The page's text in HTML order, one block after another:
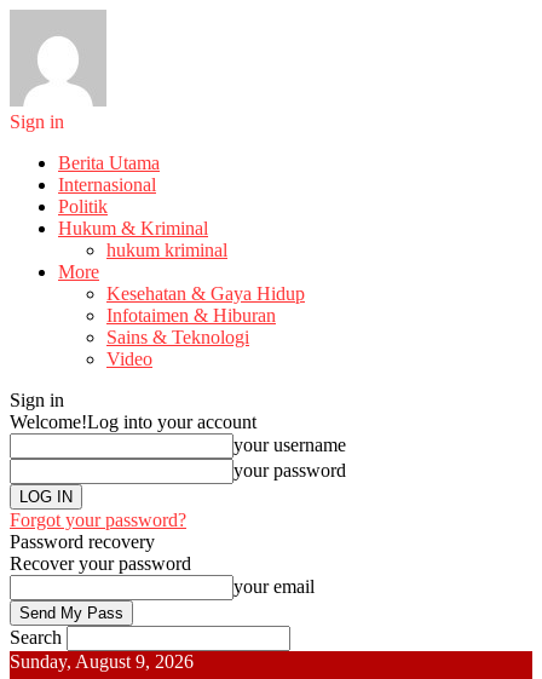
Sign in
Berita Utama
Internasional
Politik
Hukum & Kriminal
hukum kriminal
More
Kesehatan & Gaya Hidup
Infotaimen & Hiburan
Sains & Teknologi
Video
Sign in
Welcome!Log into your account
your username
your password
Forgot your password?
Password recovery
Recover your password
your email
Search
Sunday, August 9, 2026